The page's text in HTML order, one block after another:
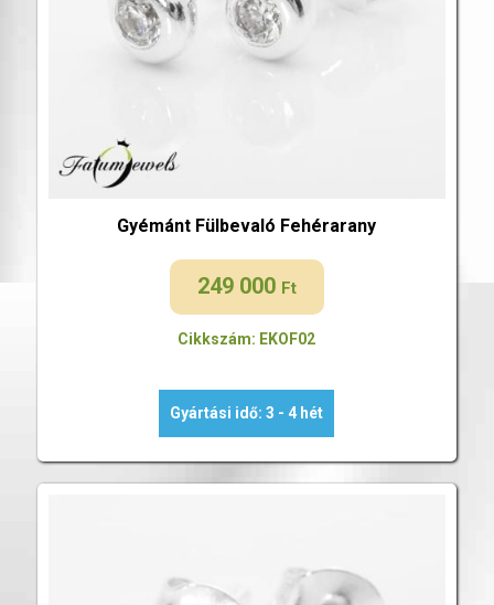
Gyémánt Fülbevaló Fehérarany
249 000 Ft
Cikkszám: EKOF02
Gyártási idő: 3 - 4 hét